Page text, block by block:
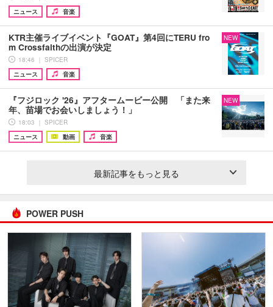
ニュース
音楽
KTR主催ライブイベント『GOAT』第4回にTERU fro
m Crossfaithの出演が決定
18:46 ｜ SPICER
ニュース
音楽
NEW
『フジロック '26』アフタームービー公開 「また来
年、苗場でお会いしましょう！」
18:03 ｜ SPICER
ニュース
動画 音楽
NEW
最新記事をもっと見る
POWER PUSH